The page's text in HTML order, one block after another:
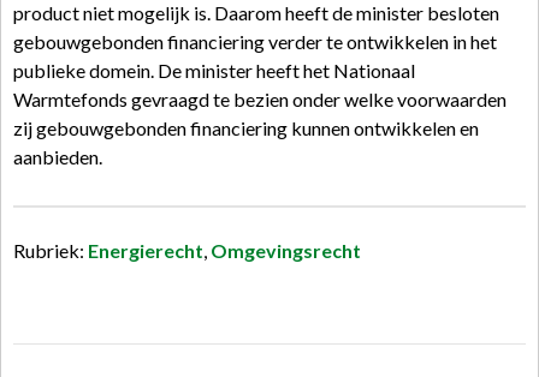
product niet mogelijk is. Daarom heeft de minister besloten
gebouwgebonden financiering verder te ontwikkelen in het
publieke domein. De minister heeft het Nationaal
Warmtefonds gevraagd te bezien onder welke voorwaarden
zij gebouwgebonden financiering kunnen ontwikkelen en
aanbieden.
Rubriek: Energierecht, Omgevingsrecht